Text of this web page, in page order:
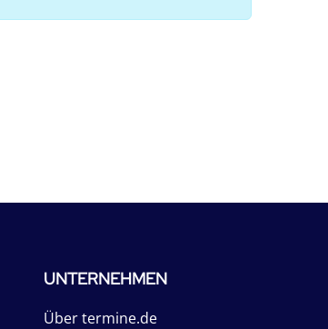
UNTERNEHMEN
Über termine.de